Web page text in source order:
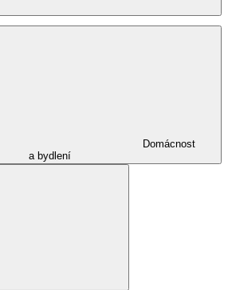
Domácnost
a bydlení